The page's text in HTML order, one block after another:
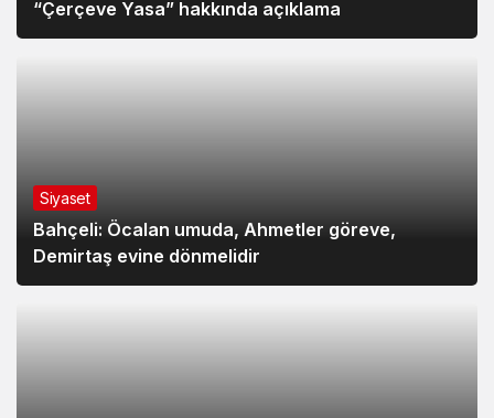
“Çerçeve Yasa” hakkında açıklama
Siyaset
Bahçeli: Öcalan umuda, Ahmetler göreve,
Demirtaş evine dönmelidir